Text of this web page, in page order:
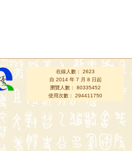
在線人數： 2623
自 2014 年 7 月 8 日起
瀏覽人數： 80335452
使用次數： 294411750